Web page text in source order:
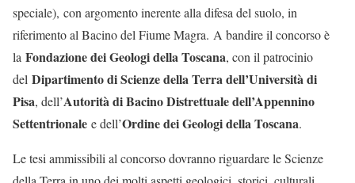
speciale), con argomento inerente alla difesa del suolo, in
riferimento al Bacino del Fiume Magra. A bandire il concorso è
la Fondazione dei Geologi della Toscana, con il patrocinio
del Dipartimento di Scienze della Terra dell’Università di
Pisa, dell’Autorità di Bacino Distrettuale dell’Appennino
Settentrionale e dell’Ordine dei Geologi della Toscana.
Le tesi ammissibili al concorso dovranno riguardare le Scienze